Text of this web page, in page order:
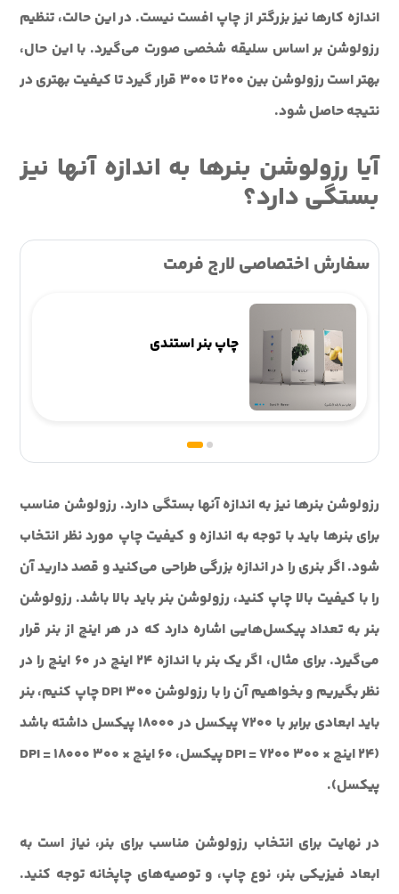
اندازه کارها نیز بزرگتر از چاپ افست نیست. در این حالت، تنظیم
رزولوشن بر اساس سلیقه شخصی صورت می‌گیرد. با این حال،
بهتر است رزولوشن بین ۲۰۰ تا ۳۰۰ قرار گیرد تا کیفیت بهتری در
نتیجه حاصل شود.
آیا رزولوشن بنرها به اندازه آنها نیز
بستگی دارد؟
سفارش اختصاصی لارج فرمت
چاپ بنر استندی
رزولوشن بنرها نیز به اندازه آنها بستگی دارد. رزولوشن مناسب
برای بنرها باید با توجه به اندازه و کیفیت چاپ مورد نظر انتخاب
شود. اگر بنری را در اندازه بزرگی طراحی می‌کنید و قصد دارید آن
را با کیفیت بالا چاپ کنید، رزولوشن بنر باید بالا باشد. رزولوشن
بنر به تعداد پیکسل‌هایی اشاره دارد که در هر اینچ از بنر قرار
می‌گیرد. برای مثال، اگر یک بنر با اندازه ۲۴ اینچ در ۶۰ اینچ را در
نظر بگیریم و بخواهیم آن را با رزولوشن ۳۰۰ DPI چاپ کنیم، بنر
باید ابعادی برابر با ۷۲۰۰ پیکسل در ۱۸۰۰۰ پیکسل داشته باشد
(24 اینچ × 300 DPI = 7200 پیکسل، 60 اینچ × 300 DPI = 18000
پیکسل).
در نهایت برای انتخاب رزولوشن مناسب برای بنر، نیاز است به
ابعاد فیزیکی بنر، نوع چاپ، و توصیه‌های چاپخانه توجه کنید.